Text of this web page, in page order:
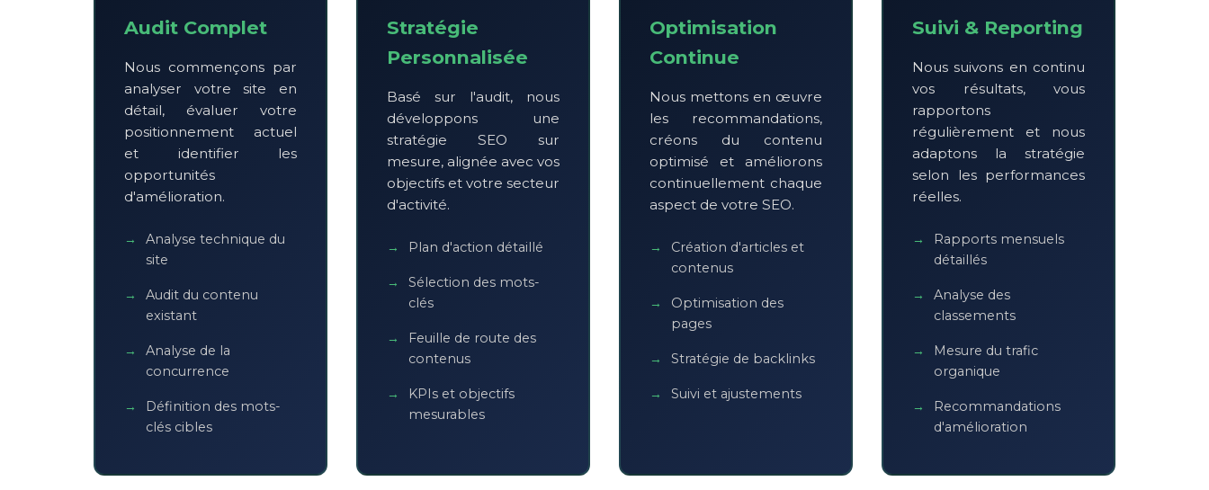
Audit Complet
Nous commençons par
analyser votre site en
détail, évaluer votre
positionnement actuel
et identifier les
opportunités
d'amélioration.
Analyse technique du
site
Audit du contenu
existant
Analyse de la
concurrence
Définition des mots-
clés cibles
Stratégie
Personnalisée
Basé sur l'audit, nous
développons une
stratégie SEO sur
mesure, alignée avec vos
objectifs et votre secteur
d'activité.
Plan d'action détaillé
Sélection des mots-
clés
Feuille de route des
contenus
KPIs et objectifs
mesurables
Optimisation
Continue
Nous mettons en œuvre
les recommandations,
créons du contenu
optimisé et améliorons
continuellement chaque
aspect de votre SEO.
Création d'articles et
contenus
Optimisation des
pages
Stratégie de backlinks
Suivi et ajustements
Suivi & Reporting
Nous suivons en continu
vos résultats, vous
rapportons
régulièrement et nous
adaptons la stratégie
selon les performances
réelles.
Rapports mensuels
détaillés
Analyse des
classements
Mesure du trafic
organique
Recommandations
d'amélioration